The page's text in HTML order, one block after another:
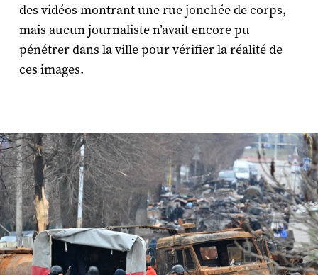
des vidéos montrant une rue jonchée de corps,
mais aucun journaliste n’avait encore pu
pénétrer dans la ville pour vérifier la réalité de
ces images.